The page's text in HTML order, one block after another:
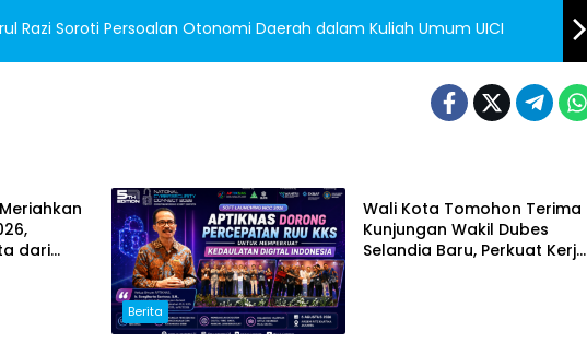
Razi Soroti Persoalan Otonomi Daerah dalam Kuliah Umum UICI
dari
Berita
Wali Kota Tomohon Terima
Kunjungan Wakil Dubes
Selandia Baru, Perkuat Kerja